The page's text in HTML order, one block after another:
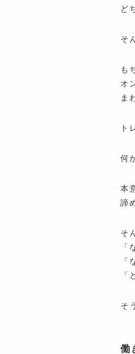
ど
そ
も
オ
ま
ト
何
本
諦
そ
「
「
「
そ
働